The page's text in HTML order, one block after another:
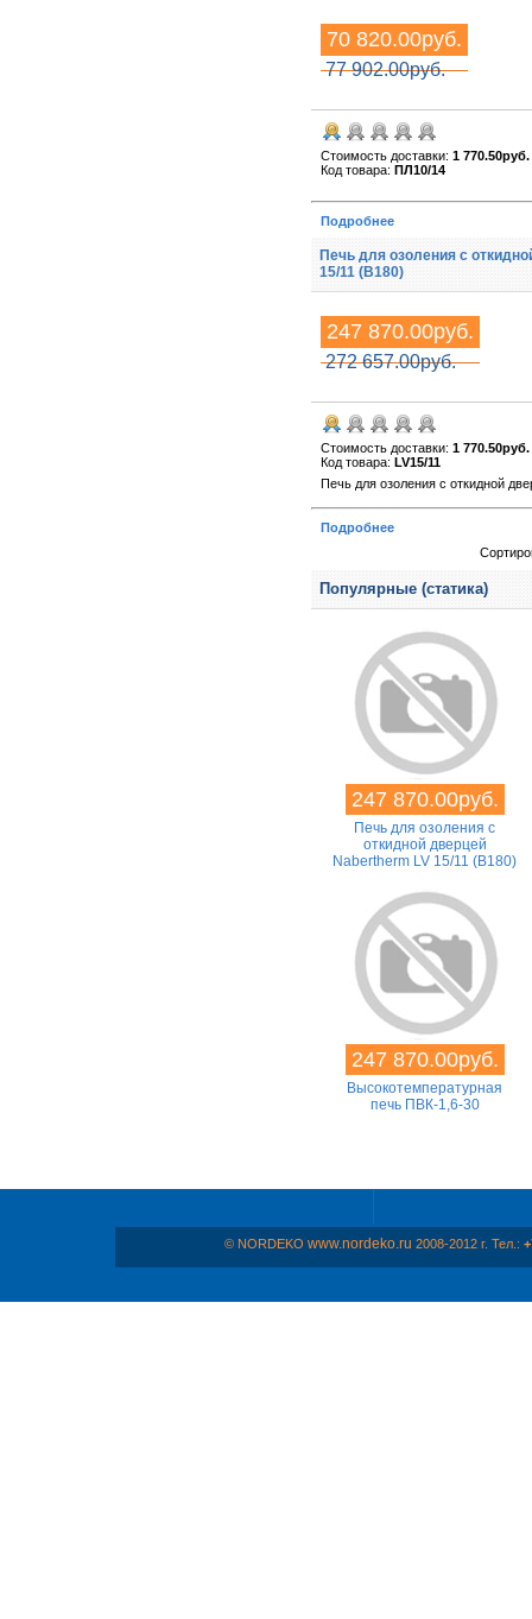
70 820.00руб.
77 902.00руб.
Стоимость доставки: 1 770.50руб.
Код товара: ПЛ10/14
Подробнее
Печь для озоления с
15/11 (B180)
247 870.00руб.
272 657.00руб.
Стоимость доставки: 1 770.50руб.
Код товара: LV15/11
Печь для озоления с откидной
Подробнее
Популярные (статика)
247 870.00руб.
Печь для озоления с
откидной дверцей
Nabertherm LV 15/11 (B180)
247 870.00руб.
Высокотемпературная
печь ПВК-1,6-30
© NORDEKO www.nordeko.ru 2008-2012 г. Тел.: